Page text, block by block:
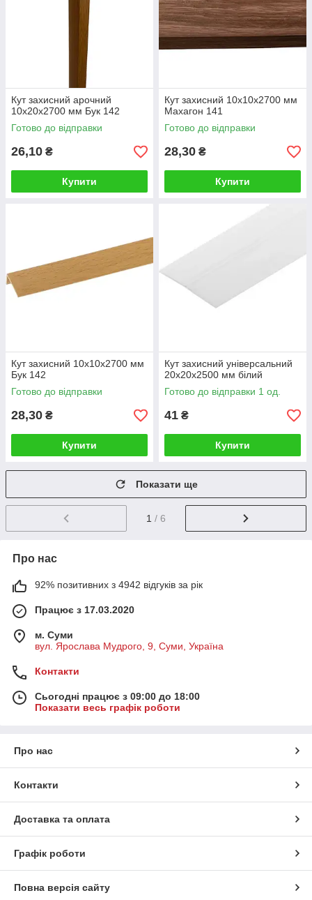
Кут захисний арочний
10х20х2700 мм Бук 142
Готово до відправки
26,10 ₴
Купити
Кут захисний 10х10х2700 мм
Махагон 141
Готово до відправки
28,30 ₴
Купити
Кут захисний 10х10х2700 мм
Бук 142
Готово до відправки
28,30 ₴
Купити
Кут захисний універсальний
20х20х2500 мм білий
Готово до відправки 1 од.
41 ₴
Купити
Показати ще
1 / 6
Про нас
92% позитивних з 4942 відгуків за рік
Працює з 17.03.2020
м. Суми
вул. Ярослава Мудрого, 9, Суми, Україна
Контакти
Сьогодні працює з 09:00 до 18:00
Показати весь графік роботи
Про нас
Контакти
Доставка та оплата
Графік роботи
Повна версія сайту